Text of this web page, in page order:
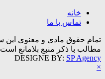
خانه
تماس با ما
تمام حقوق مادی و معنوی این
مطالب با ذکر منبع بلامانع
DESIGNE BY: SP Agency
×